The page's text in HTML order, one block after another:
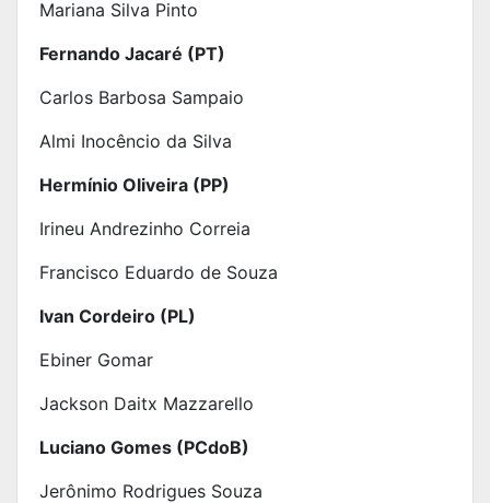
Mariana Silva Pinto
Fernando Jacaré (PT)
Carlos Barbosa Sampaio
Almi Inocêncio da Silva
Hermínio Oliveira (PP)
Irineu Andrezinho Correia
Francisco Eduardo de Souza
Ivan Cordeiro (PL)
Ebiner Gomar
Jackson Daitx Mazzarello
Luciano Gomes (PCdoB)
Jerônimo Rodrigues Souza